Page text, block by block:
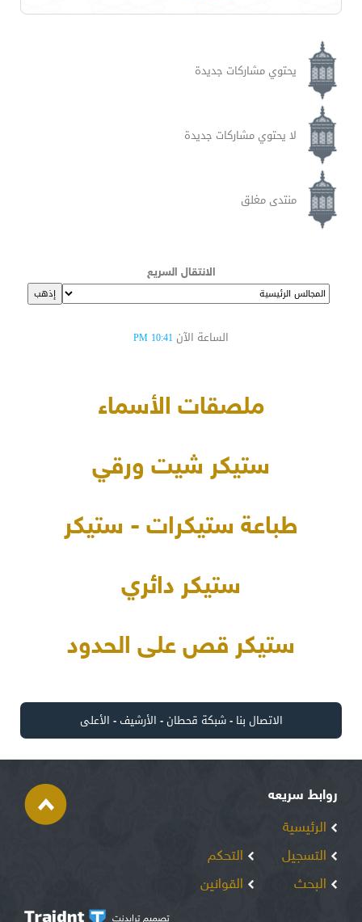
يحتوي مشاركات جديدة
لا يحتوي مشاركات جديدة
منتدى مغلق
الانتقال السريع
الساعة الآن 10:41 PM
ملصقات الأسماء
ستيكر شيت ورقي
طباعة ستيكرات - ستيكر
ستيكر دائري
ستيكر قص على الحدود
الاتصال بنا -شبكة قحطان- الأرشيف- الأعلى
روابط سريعه
الرئيسية
التسجيل
البحث
التحكم
القوانين